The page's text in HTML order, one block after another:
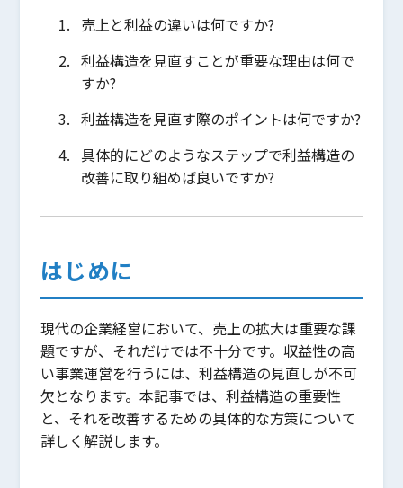
売上と利益の違いは何ですか?
利益構造を見直すことが重要な理由は何で
すか?
利益構造を見直す際のポイントは何ですか?
具体的にどのようなステップで利益構造の
改善に取り組めば良いですか?
はじめに
現代の企業経営において、売上の拡大は重要な課
題ですが、それだけでは不十分です。収益性の高
い事業運営を行うには、利益構造の見直しが不可
欠となります。本記事では、利益構造の重要性
と、それを改善するための具体的な方策について
詳しく解説します。